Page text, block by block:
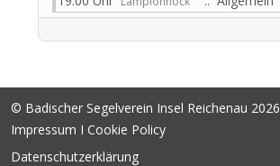
© Badischer Segelverein Insel Reichenau 2026
Impressum I Cookie Policy
Datenschutzerklärung